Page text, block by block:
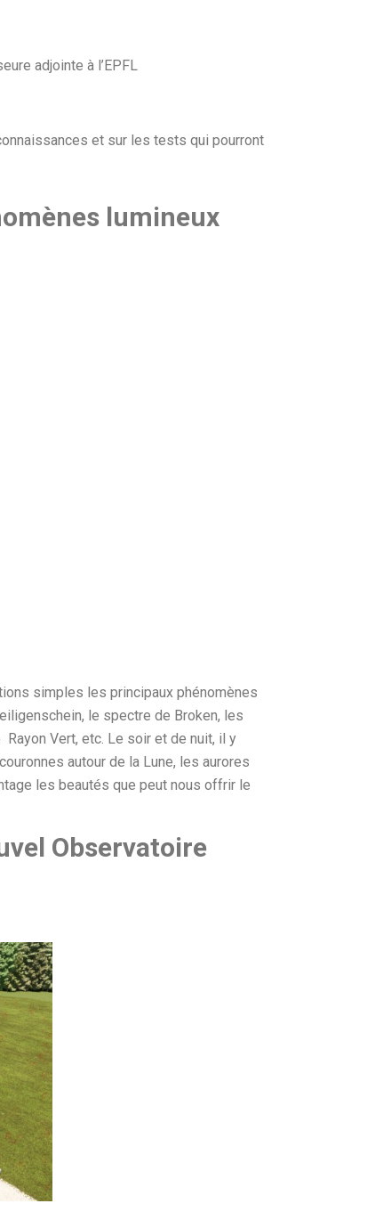
adjointe à l’EPFL
et sur les tests qui pourront
lumineux
simples les principaux phénomènes
le spectre de Broken, les
Vert, etc. Le soir et de nuit, il y
autour de la Lune, les aurores
les beautés que peut nous offrir le
Observatoire